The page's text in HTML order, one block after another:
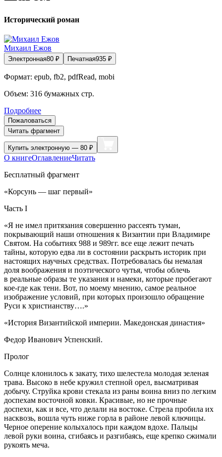
Исторический роман
Михаил Ежов
Электронная80 ₽ Печатная935 ₽
Формат: epub, fb2, pdfRead, mobi
Объем: 316 бумажных стр.
Подробнее
Пожаловаться
Читать фрагмент
Купить электронную — 80 ₽
О книгеОглавлениеЧитать
Бесплатный фрагмент
«Корсунь — шаг первый»
Часть I
«Я не имел притязания совершенно рассеять туман,
покрывающий наши отношения к Византии при Владимире
Святом. На событиях 988 и 989гг. все еще лежит печать
тайны, которую едва ли в состоянии раскрыть историк при
настоящих научных средствах. Потребовалась бы немалая
доля воображения и поэтического чутья, чтобы облечь
в реальные образы те указания и намеки, которые пробегают
кое-где как тени. Вот, по моему мнению, самое реальное
изображение условий, при которых произошло обращение
Руси к христианству….»
«История Византийской империи. Македонская династия»
Федор Иванович Успенский.
Пролог
Солнце клонилось к закату, тихо шелестела молодая зеленая
трава. Высоко в небе кружил степной орел, высматривая
добычу. Струйка крови стекала из раны воина вниз по легким
доспехам восточной ковки. Красивые, но не прочные
доспехи, как и все, что делали на востоке. Стрела пробила их
насквозь, вошла чуть ниже горла в районе левой ключицы.
Черное оперение колыхалось при каждом вдохе. Пальцы
левой руки воина, сгибаясь и разгибаясь, еще крепко сжимали
рукоять меча.